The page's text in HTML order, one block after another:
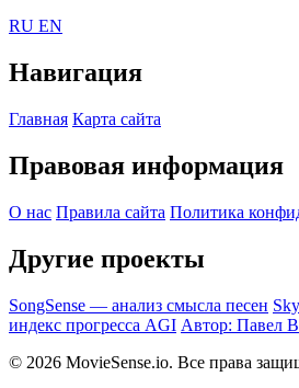
RU EN
Навигация
Главная Карта сайта
Правовая информация
О нас Правила сайта Политика
Другие проекты
SongSense — анализ смысла песен
индекс прогресса AGI Автор: Павел
© 2026 MovieSense.io. Все права